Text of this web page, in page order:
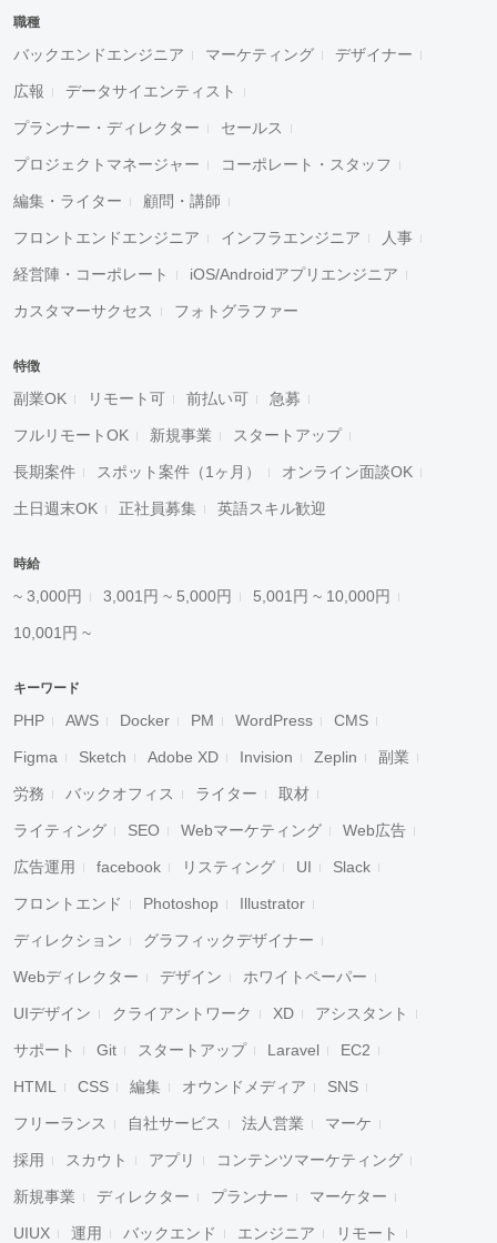
職種
バックエンドエンジニア マーケティング デザイナー
広報 データサイエンティスト
プランナー・ディレクター セールス
プロジェクトマネージャー コーポレート・スタッフ
編集・ライター 顧問・講師
フロントエンドエンジニア インフラエンジニア 人事
経営陣・コーポレート iOS/Androidアプリエンジニア
カスタマーサクセス フォトグラファー
特徴
副業OK リモート可 前払い可 急募
フルリモートOK 新規事業 スタートアップ
長期案件 スポット案件（1ヶ月） オンライン面談OK
土日週末OK 正社員募集 英語スキル歓迎
時給
~ 3,000円 3,001円 ~ 5,000円 5,001円 ~ 10,000円
10,001円 ~
キーワード
PHP AWS Docker PM WordPress CMS
Figma Sketch Adobe XD Invision Zeplin 副業
労務 バックオフィス ライター 取材
ライティング SEO Webマーケティング Web広告
広告運用 facebook リスティング UI Slack
フロントエンド Photoshop Illustrator
ディレクション グラフィックデザイナー
Webディレクター デザイン ホワイトペーパー
UIデザイン クライアントワーク XD アシスタント
サポート Git スタートアップ Laravel EC2
HTML CSS 編集 オウンドメディア SNS
フリーランス 自社サービス 法人営業 マーケ
採用 スカウト アプリ コンテンツマーケティング
新規事業 ディレクター プランナー マーケター
UIUX 運用 バックエンド エンジニア リモート